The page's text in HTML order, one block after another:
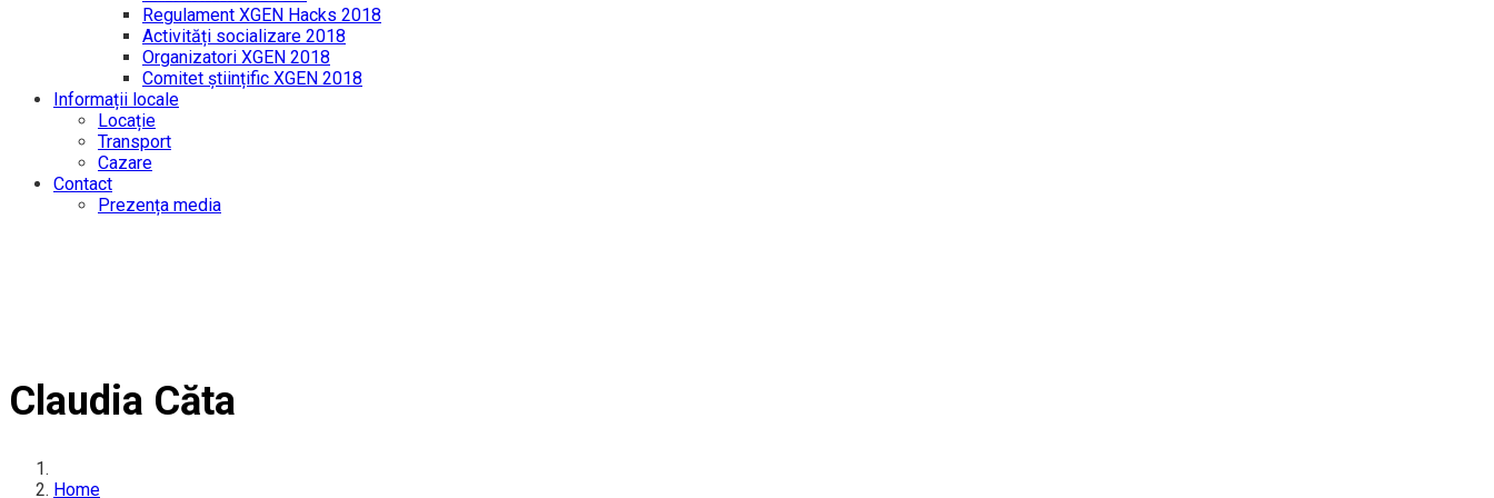
Regulament XGEN Hacks 2018
Activități socializare 2018
Organizatori XGEN 2018
Comitet științific XGEN 2018
Informații locale
Locație
Transport
Cazare
Contact
Prezența media
Claudia Căta
Home